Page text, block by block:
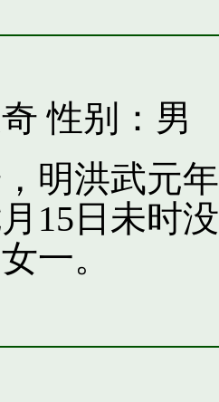
性别：男
明洪武元
15日未时
一。